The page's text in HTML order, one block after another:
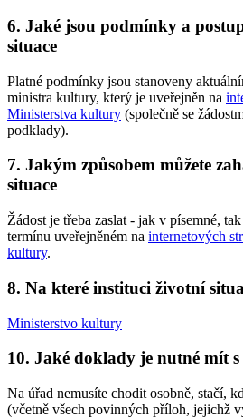
6. Jaké jsou podmínky a
situace
Platné podmínky jsou stanoveny
ministra kultury, který je uveřejněn na
Ministerstva kultury (společně se
podklady).
7. Jakým způsobem můžete
situace
Žádost je třeba zaslat - jak v písemné,
termínu uveřejněném na internetových
kultury.
8. Na které instituci životní
Ministerstvo kultury
10. Jaké doklady je nutné mít s
Na úřad nemusíte chodit osobně, stačí,
(včetně všech povinných příloh, jejichž